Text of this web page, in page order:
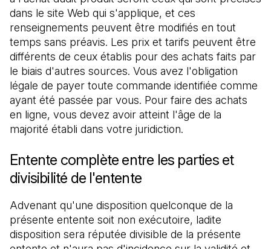
dans le site Web qui s'applique, et ces
renseignements peuvent être modifiés en tout
temps sans préavis. Les prix et tarifs peuvent être
différents de ceux établis pour des achats faits par
le biais d'autres sources. Vous avez l'obligation
légale de payer toute commande identifiée comme
ayant été passée par vous. Pour faire des achats
en ligne, vous devez avoir atteint l'âge de la
majorité établi dans votre juridiction.
Entente complète entre les parties et
divisibilité de l'entente
Advenant qu'une disposition quelconque de la
présente entente soit non exécutoire, ladite
disposition sera réputée divisible de la présente